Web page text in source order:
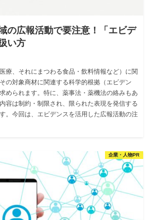
の広報活動で要注意！「エビデ
い方
療、それにまつわる食品・飲料情報など）に関
の対象商材に関連する科学的根拠（エビデン
められます。特に、薬事法・薬機法の絡みもあ
容は制約・制限され、限られた表現を発信する
。今回は、エビデンスを活用した広報活動の注
企業・人物PR